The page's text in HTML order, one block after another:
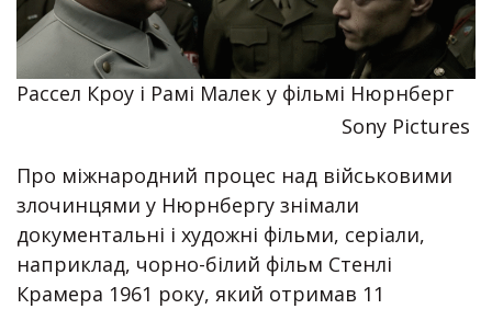
Рассел Кроу і Рамі Малек у фільмі Нюрнберг
Sony Pictures
Про міжнародний процес над військовими
злочинцями у Нюрнбергу знімали
документальні і художні фільми, серіали,
наприклад, чорно-білий фільм Стенлі
Крамера 1961 року, який отримав 11